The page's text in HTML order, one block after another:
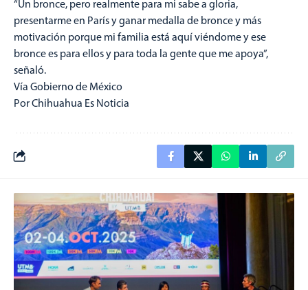
“Un bronce, pero realmente para mi sabe a gloria,
presentarme en París y ganar medalla de bronce y más
motivación porque mi familia está aquí viéndome y ese
bronce es para ellos y para toda la gente que me apoya”,
señaló.
Vía Gobierno de México
Por Chihuahua Es Noticia